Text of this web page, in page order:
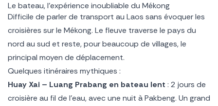
Le bateau, l’expérience inoubliable du Mékong
Difficile de parler de transport au Laos sans évoquer les
croisières sur le Mékong. Le fleuve traverse le pays du
nord au sud et reste, pour beaucoup de villages, le
principal moyen de déplacement.
Quelques itinéraires mythiques :
Huay Xai – Luang Prabang en bateau lent : 2 jours de
croisière au fil de l’eau, avec une nuit à Pakbeng. Un grand